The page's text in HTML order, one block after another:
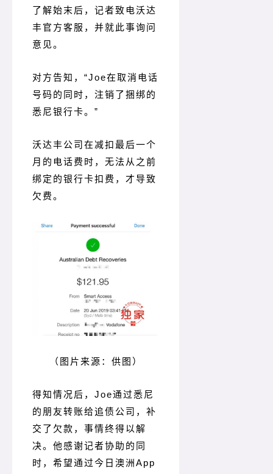
了解始末后，记者致电沃达
丰官方客服，并就此事询问
意见。
对方告知，“Joe在取消电话
号码的同时，注销了捆绑的
悉尼银行卡。 ”
沃达丰公司在减扣最后一个
月的电话费时，无法从之前
绑定的银行卡扣费，才导致
欠费。
（图片来源：供图）
得知情况后，Joe通过悉尼
的朋友转账给追债公司，补
交了欠款，事情终得以解
决。 他感谢记者协助的同
时，希望通过今日澳洲App